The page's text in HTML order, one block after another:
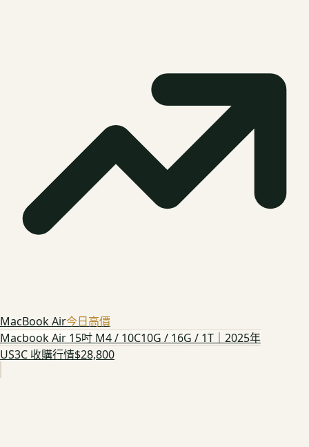
MacBook Air今日高價
Macbook Air 15吋 M4 / 10C10G / 16G / 1T｜2025年
US3C 收購行情$28,800